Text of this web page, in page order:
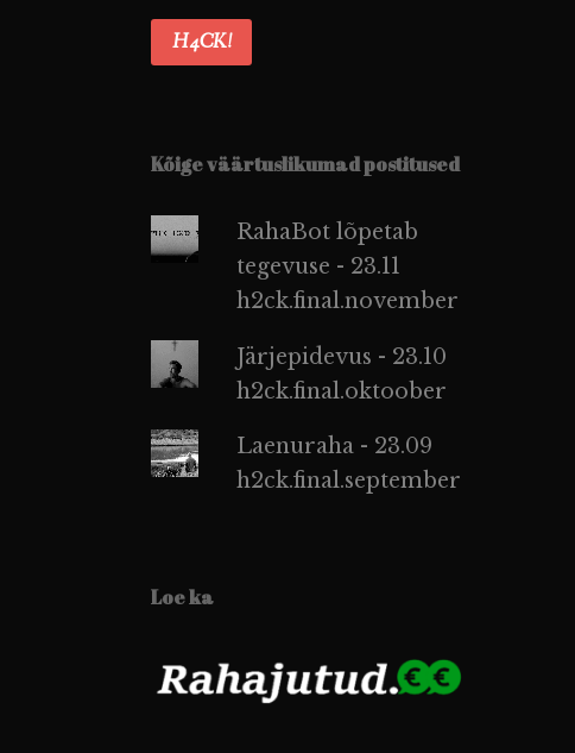
H4CK!
Kõige väärtuslikumad postitused
RahaBot lõpetab
tegevuse - 23.11
h2ck.final.november
Järjepidevus - 23.10
h2ck.final.oktoober
Laenuraha - 23.09
h2ck.final.september
Loe ka